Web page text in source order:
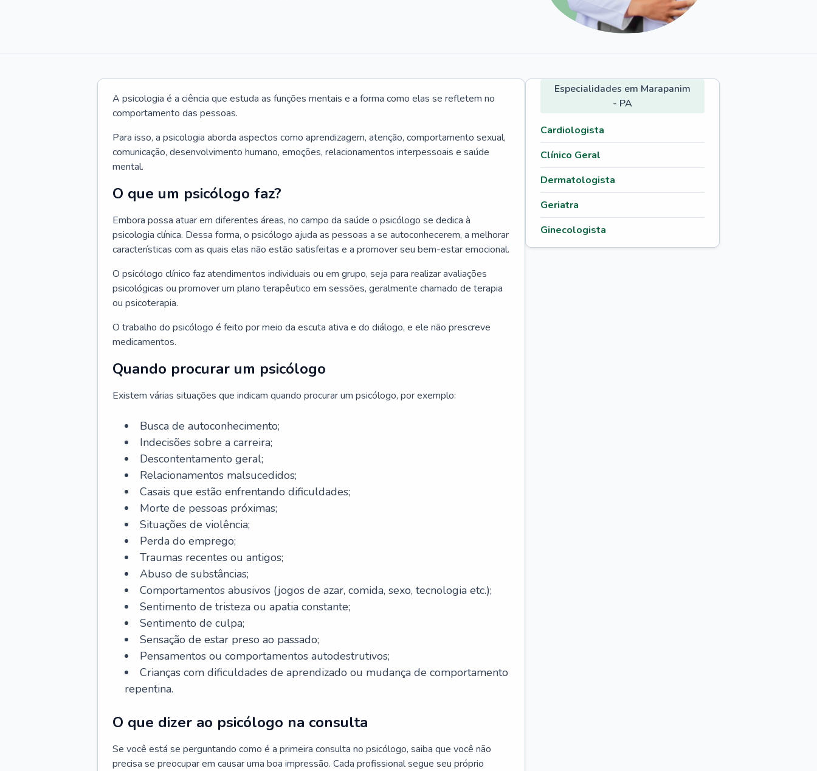
A psicologia é a ciência que estuda as funções mentais e a forma como elas se refletem no
comportamento das pessoas.
Para isso, a psicologia aborda aspectos como aprendizagem, atenção, comportamento sexual,
comunicação, desenvolvimento humano, emoções, relacionamentos interpessoais e saúde
mental.
O que um psicólogo faz?
Embora possa atuar em diferentes áreas, no campo da saúde o psicólogo se dedica à
psicologia clínica. Dessa forma, o psicólogo ajuda as pessoas a se autoconhecerem, a melhorar
características com as quais elas não estão satisfeitas e a promover seu bem-estar emocional.
O psicólogo clínico faz atendimentos individuais ou em grupo, seja para realizar avaliações
psicológicas ou promover um plano terapêutico em sessões, geralmente chamado de terapia
ou psicoterapia.
O trabalho do psicólogo é feito por meio da escuta ativa e do diálogo, e ele não prescreve
medicamentos.
Quando procurar um psicólogo
Existem várias situações que indicam quando procurar um psicólogo, por exemplo:
Busca de autoconhecimento;
Indecisões sobre a carreira;
Descontentamento geral;
Relacionamentos malsucedidos;
Casais que estão enfrentando dificuldades;
Morte de pessoas próximas;
Situações de violência;
Perda do emprego;
Traumas recentes ou antigos;
Abuso de substâncias;
Comportamentos abusivos (jogos de azar, comida, sexo, tecnologia etc.);
Sentimento de tristeza ou apatia constante;
Sentimento de culpa;
Sensação de estar preso ao passado;
Pensamentos ou comportamentos autodestrutivos;
Crianças com dificuldades de aprendizado ou mudança de comportamento
repentina.
O que dizer ao psicólogo na consulta
Se você está se perguntando como é a primeira consulta no psicólogo, saiba que você não
precisa se preocupar em causar uma boa impressão. Cada profissional segue seu próprio
Especialidades em Marapanim
- PA
Cardiologista
Clínico Geral
Dermatologista
Geriatra
Ginecologista